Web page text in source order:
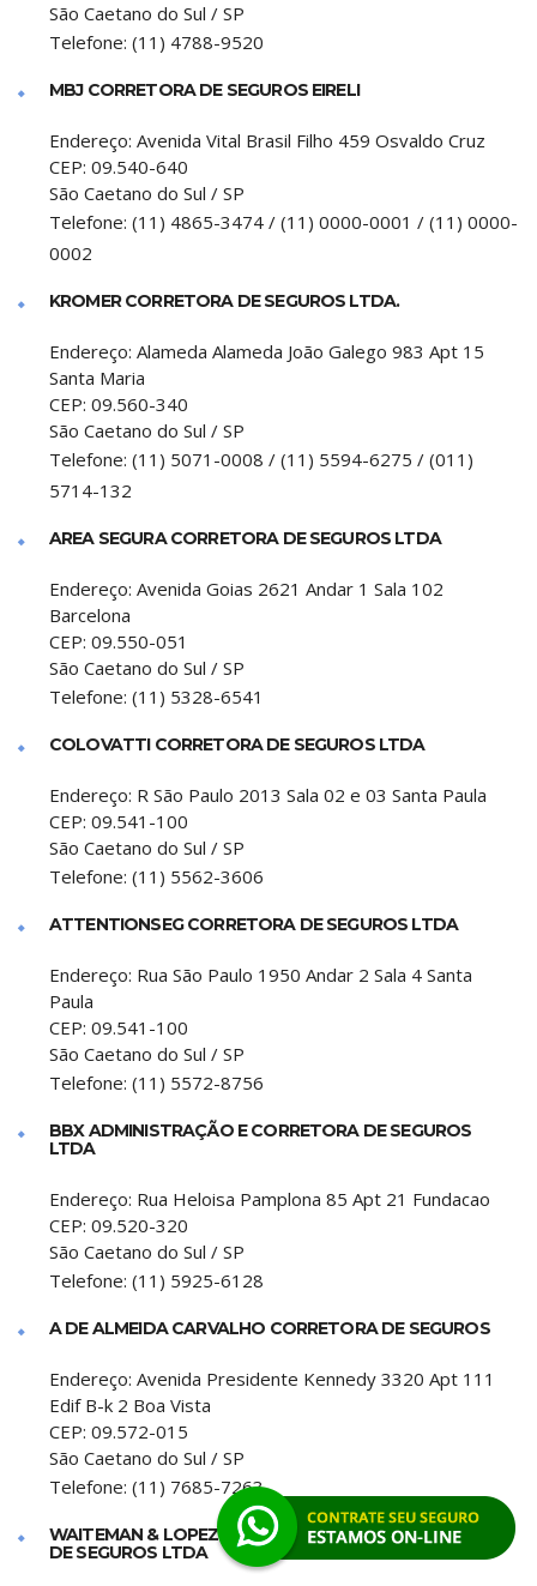
São Caetano do Sul / SP
Telefone: (11) 4788-9520
MBJ CORRETORA DE SEGUROS EIRELI
Endereço: Avenida Vital Brasil Filho 459 Osvaldo Cruz
CEP: 09.540-640
São Caetano do Sul / SP
Telefone: (11) 4865-3474 / (11) 0000-0001 / (11) 0000-
0002
KROMER CORRETORA DE SEGUROS LTDA.
Endereço: Alameda Alameda João Galego 983 Apt 15
Santa Maria
CEP: 09.560-340
São Caetano do Sul / SP
Telefone: (11) 5071-0008 / (11) 5594-6275 / (011)
5714-132
AREA SEGURA CORRETORA DE SEGUROS LTDA
Endereço: Avenida Goias 2621 Andar 1 Sala 102
Barcelona
CEP: 09.550-051
São Caetano do Sul / SP
Telefone: (11) 5328-6541
COLOVATTI CORRETORA DE SEGUROS LTDA
Endereço: R São Paulo 2013 Sala 02 e 03 Santa Paula
CEP: 09.541-100
São Caetano do Sul / SP
Telefone: (11) 5562-3606
ATTENTIONSEG CORRETORA DE SEGUROS LTDA
Endereço: Rua São Paulo 1950 Andar 2 Sala 4 Santa
Paula
CEP: 09.541-100
São Caetano do Sul / SP
Telefone: (11) 5572-8756
BBX ADMINISTRAÇÃO E CORRETORA DE SEGUROS
LTDA
Endereço: Rua Heloisa Pamplona 85 Apt 21 Fundacao
CEP: 09.520-320
São Caetano do Sul / SP
Telefone: (11) 5925-6128
A DE ALMEIDA CARVALHO CORRETORA DE SEGUROS
Endereço: Avenida Presidente Kennedy 3320 Apt 111
Edif B-k 2 Boa Vista
CEP: 09.572-015
São Caetano do Sul / SP
Telefone: (11) 7685-7263
WAITEMAN & LOPEZ ADMINISTRADORA E CORRETORA
DE SEGUROS LTDA